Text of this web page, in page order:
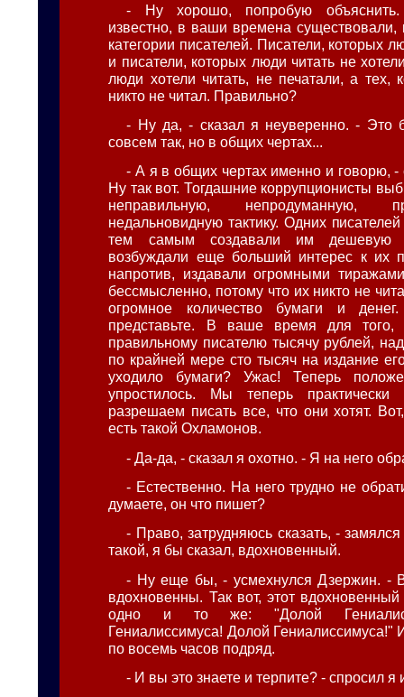
- Ну хорошо, попробую
известно, в ваши времена существовали,
категории писателей. Писатели, которых
и писатели, которых люди читать не
люди хотели читать, не печатали, а тех,
никто не читал. Правильно?
- Ну да, - сказал я неуверенно. - Это
совсем так, но в общих чертах...
- А я в общих чертах именно и говорю, -
Ну так вот. Тогдашние коррупционисты
неправильную, непродуманную,
недальновидную тактику. Одних
тем самым создавали им дешевую
возбуждали еще больший интерес к их
напротив, издавали огромными
бессмысленно, потому что их никто не
огромное количество бумаги и
представьте. В ваше время для того,
правильному писателю тысячу рублей,
по крайней мере сто тысяч на издание
уходило бумаги? Ужас! Теперь
упростилось. Мы теперь практически
разрешаем писать все, что они хотят.
есть такой Охламонов.
- Да-да, - сказал я охотно. - Я на него
- Естественно. На него трудно не
думаете, он что пишет?
- Право, затрудняюсь сказать, -
такой, я бы сказал, вдохновенный.
- Ну еще бы, - усмехнулся Дзержин. -
вдохновенны. Так вот, этот
одно и то же: "Долой
Гениалиссимуса! Долой Гениалиссимуса!"
по восемь часов подряд.
- И вы это знаете и терпите? - спросил я